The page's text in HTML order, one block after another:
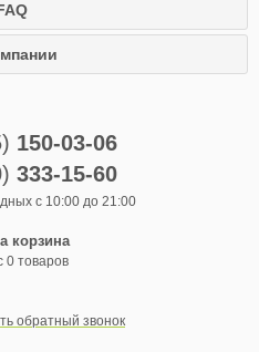
150-03-06
333-15-60
с 10:00 до 21:00
корзина
0 товаров
обратный звонок